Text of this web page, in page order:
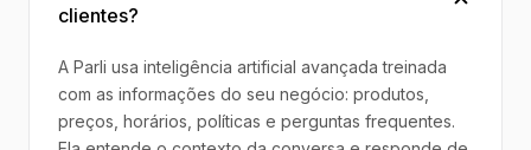
clientes?
A Parli usa inteligência artificial avançada treinada
com as informações do seu negócio: produtos,
preços, horários, políticas e perguntas frequentes.